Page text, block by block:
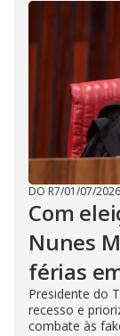
DO R7/01/07/2026
Com
Nunes
férias
Presidente do
recesso e
combate às